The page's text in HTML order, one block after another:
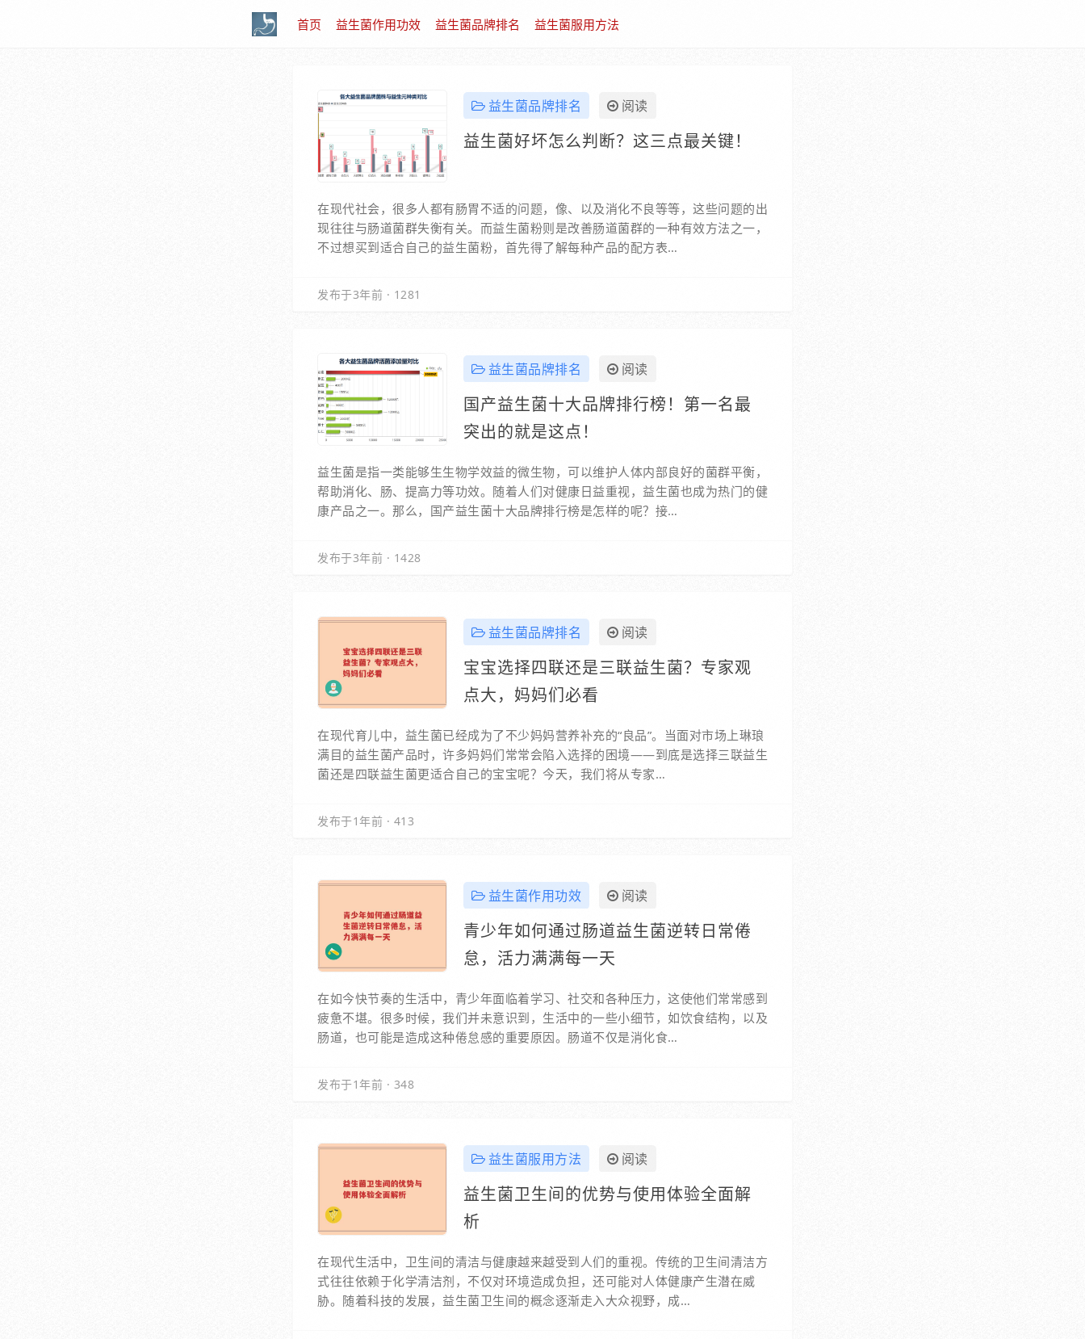
首页 益生菌作用功效 益生菌品牌排名 益生菌服用方法
益生菌品牌排名 阅读
益生菌好坏怎么判断？这三点最关键！
在现代社会，很多人都有肠胃不适的问题，像、以及消化不良等等，这些问题的出
现往往与肠道菌群失衡有关。而益生菌粉则是改善肠道菌群的一种有效方法之一，
不过想买到适合自己的益生菌粉，首先得了解每种产品的配方表…
发布于3年前 · 1281
益生菌品牌排名 阅读
国产益生菌十大品牌排行榜！第一名最
突出的就是这点！
益生菌是指一类能够生生物学效益的微生物，可以维护人体内部良好的菌群平衡，
帮助消化、肠、提高力等功效。随着人们对健康日益重视，益生菌也成为热门的健
康产品之一。那么，国产益生菌十大品牌排行榜是怎样的呢？接…
发布于3年前 · 1428
益生菌品牌排名 阅读
宝宝选择四联还是三联益生菌？专家观
点大，妈妈们必看
在现代育儿中，益生菌已经成为了不少妈妈营养补充的“良品”。当面对市场上琳琅
满目的益生菌产品时，许多妈妈们常常会陷入选择的困境——到底是选择三联益生
菌还是四联益生菌更适合自己的宝宝呢？今天，我们将从专家…
发布于1年前 · 413
益生菌作用功效 阅读
青少年如何通过肠道益生菌逆转日常倦
怠，活力满满每一天
在如今快节奏的生活中，青少年面临着学习、社交和各种压力，这使他们常常感到
疲惫不堪。很多时候，我们并未意识到，生活中的一些小细节，如饮食结构，以及
肠道，也可能是造成这种倦怠感的重要原因。肠道不仅是消化食…
发布于1年前 · 348
益生菌服用方法 阅读
益生菌卫生间的优势与使用体验全面解
析
在现代生活中，卫生间的清洁与健康越来越受到人们的重视。传统的卫生间清洁方
式往往依赖于化学清洁剂，不仅对环境造成负担，还可能对人体健康产生潜在威
胁。随着科技的发展，益生菌卫生间的概念逐渐走入大众视野，成…